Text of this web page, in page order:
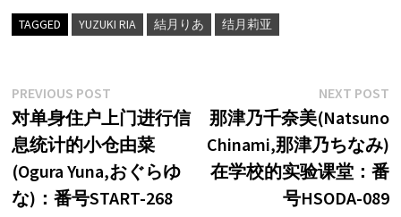
TAGGED YUZUKI RIA 結月りあ 结月莉亚
文
章
导
航
PREVIOUS POSTPrevious
post:
对单身住户上门进行信
息统计的小仓由菜
(Ogura Yuna,おぐらゆ
な)：番号START-268
NEXT POST
那津乃千奈美(Natsuno
Chinami,那津乃ちなみ)
在学校的实验课堂：番
号HSODA-089